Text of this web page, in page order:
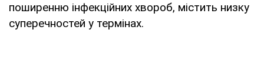
поширенню інфекційних хвороб, містить низку
суперечностей у термінах.